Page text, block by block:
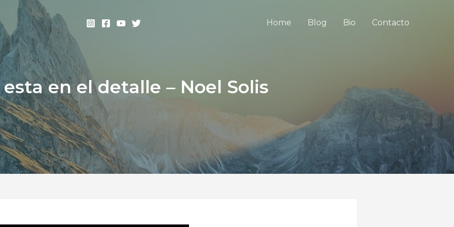
Home Blog Bio Contacto
en el detalle – Noel Solis